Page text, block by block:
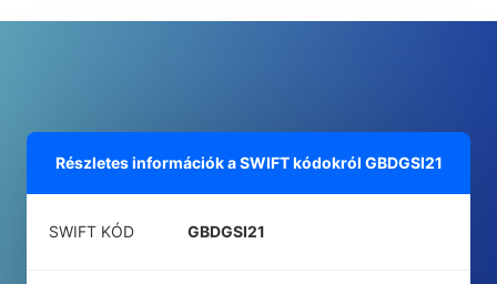
Részletes információk a SWIFT kódokról GBDGSI21
SWIFT KÓD GBDGSI21